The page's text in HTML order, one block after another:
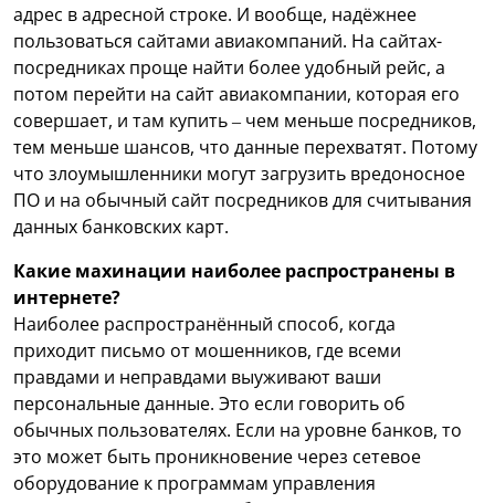
адрес в адресной строке. И вообще, надёжнее
пользоваться сайтами авиакомпаний. На сайтах-
посредниках проще найти более удобный рейс, а
потом перейти на сайт авиакомпании, которая его
совершает, и там купить – чем меньше посредников,
тем меньше шансов, что данные перехватят. Потому
что злоумышленники могут загрузить вредоносное
ПО и на обычный сайт посредников для считывания
данных банковских карт.
Какие махинации наиболее распространены в
интернете?
Наиболее распространённый способ, когда
приходит письмо от мошенников, где всеми
правдами и неправдами выуживают ваши
персональные данные. Это если говорить об
обычных пользователях. Если на уровне банков, то
это может быть проникновение через сетевое
оборудование к программам управления